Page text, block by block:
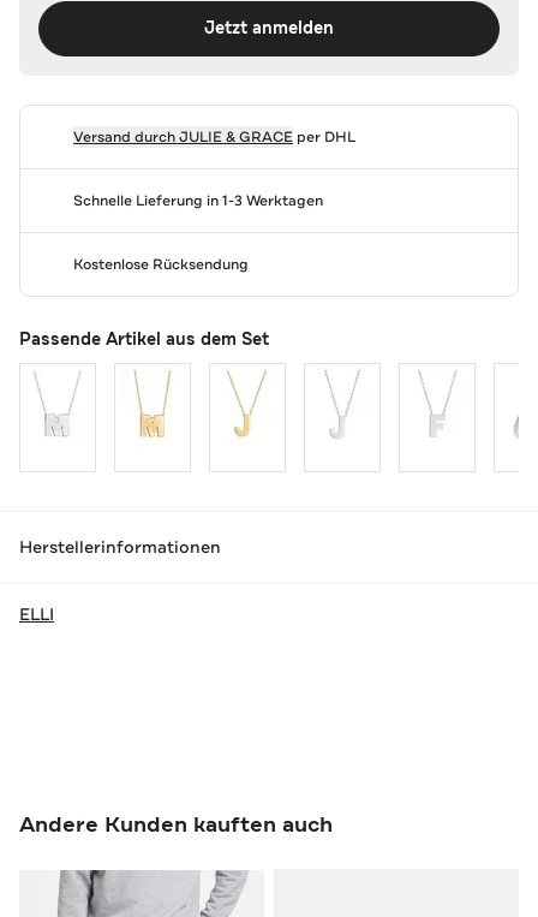
Jetzt anmelden
Versand durchJULIE & GRACEper DHL
Schnelle Lieferung in 1-3 Werktagen
Kostenlose Rücksendung
Passende Artikel aus dem Set
Herstellerinformationen
ELLI
Andere Kunden kauften auch